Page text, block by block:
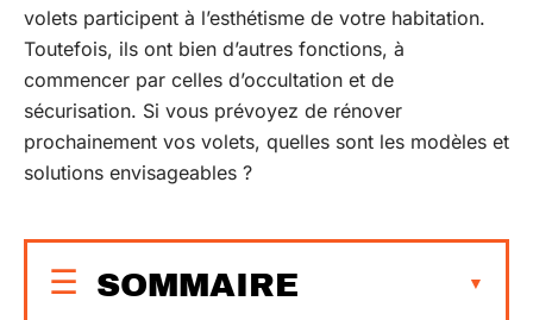
volets participent à l’esthétisme de votre habitation.
Toutefois, ils ont bien d’autres fonctions, à
commencer par celles d’occultation et de
sécurisation. Si vous prévoyez de rénover
prochainement vos volets, quelles sont les modèles et
solutions envisageables ?
SOMMAIRE